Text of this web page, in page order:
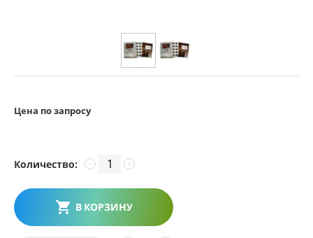
Цена по запросу
Количество: +
−
В КОРЗИНУ